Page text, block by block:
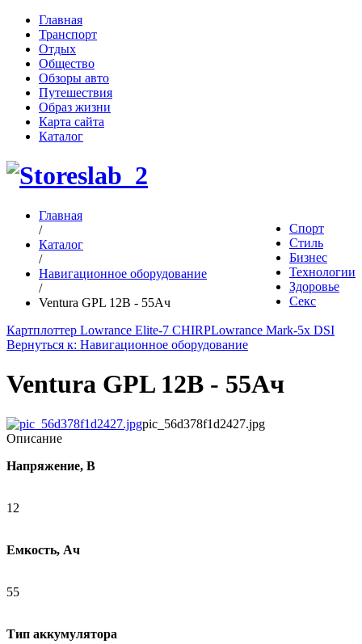
Главная
Транспорт
Отдых
Общество
Обзоры авто
Путешествия
Образ жизни
Карта сайта
Каталог
Спорт
Стиль
Бизнес
Технологии
Здоровье
Секс
Главная
/
Каталог
/
Навигационное оборудование
/
Ventura GPL 12В - 55Ач
Картплоттер Lowrance Elite-7 CHIRPLowrance Mark-5x DSI
Вернуться к: Навигационное оборудование
Ventura GPL 12В - 55Ач
pic_56d378f1d2427.jpg
Описание
Напряжение, В
12
Емкость, Ач
55
Тип аккумулятора